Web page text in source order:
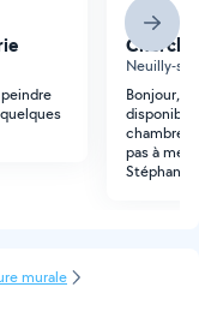
Neuilly-
Bonjour,
disponible
pas à me
Stéphanie
murale